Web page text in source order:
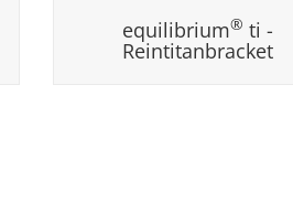
equilibrium® ti -
Reintitanbracket